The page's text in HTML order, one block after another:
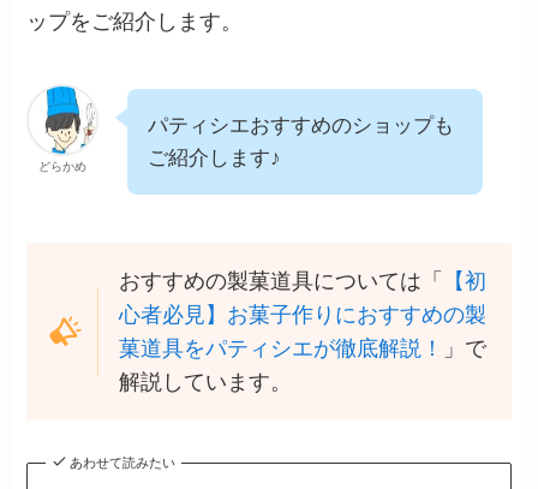
ップをご紹介します。
どらかめ
パティシエおすすめのショップも
ご紹介します♪
おすすめの製菓道具については「
【初
心者必見】お菓子作りにおすすめの製
菓道具をパティシエが徹底解説！
」で
解説しています。
あわせて読みたい